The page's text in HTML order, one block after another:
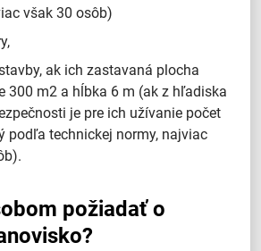
však 30 osôb)
ak ich zastavaná plocha
300 m2 a hĺbka 6 m (ak z hľadiska
je pre ich užívanie počet
podľa technickej normy, najviac
požiadať o